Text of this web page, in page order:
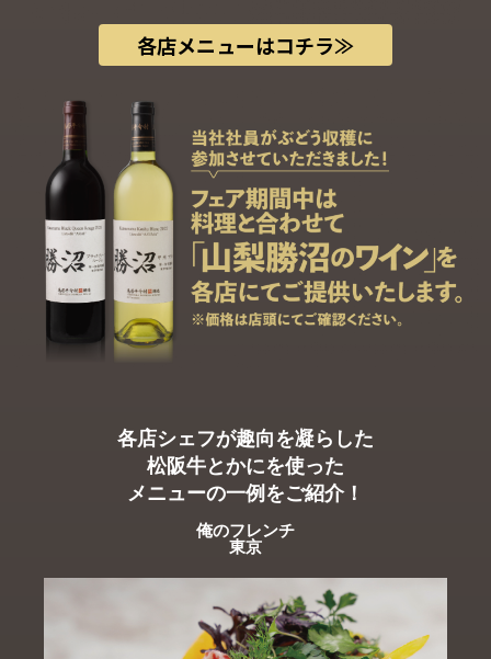
各店メニューはコチラ≫
各店シェフが趣向を凝らした
松阪牛とかにを使った
メニューの一例をご紹介！​
俺のフレンチ
東京